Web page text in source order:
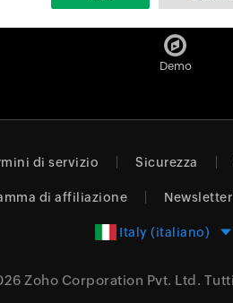
Demo
di servizio Sicurezza
di affiliazione Newsletter
Italy (italiano)
Zoho Corporation Pvt. Ltd.